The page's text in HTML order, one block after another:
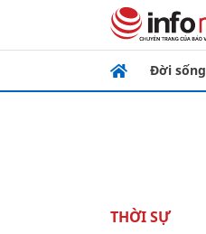
Đời sống
THỜI SỰ